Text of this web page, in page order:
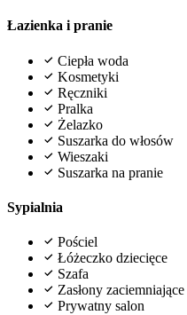
Łazienka i pranie
Ciepła woda
Kosmetyki
Ręczniki
Pralka
Żelazko
Suszarka do włosów
Wieszaki
Suszarka na pranie
Sypialnia
Pościel
Łóżeczko dziecięce
Szafa
Zasłony zaciemniające
Prywatny salon